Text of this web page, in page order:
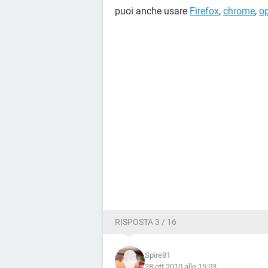
puoi anche usare Firefox, chrome,
RISPOSTA 3 / 16
Spire81